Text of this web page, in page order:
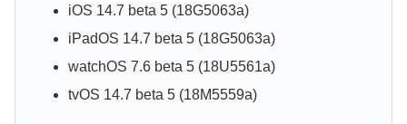
iOS 14.7 beta 5 (18G5063a)
iPadOS 14.7 beta 5 (18G5063a)
watchOS 7.6 beta 5 (18U5561a)
tvOS 14.7 beta 5 (18M5559a)